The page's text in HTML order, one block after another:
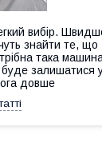
вибір.
знайти те, що
така
залишатися
довше